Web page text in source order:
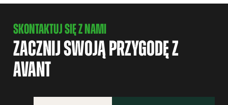
SKONTAKTUJ SIĘ Z NAMI
ZACZNIJ SWOJĄ PRZYGODĘ Z
AVANT